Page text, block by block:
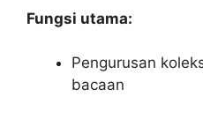
Fungsi utama:
Pengurusan
bacaan